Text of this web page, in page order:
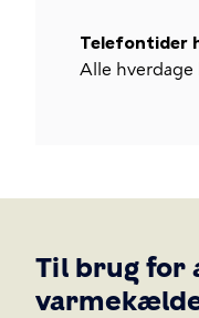
Telefontider
Alle hverdage
Til brug for